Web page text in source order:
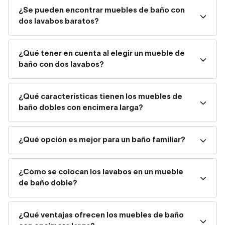
Muebles de baño con dos
lavabos baratos
también es posible encontrar muebles de baño con dos
lavabos baratos.Escoge en función de tu
presupuestoel mueble de baño de doble seno que
prefieras.
Toma bien las medidas de tu baño, piensa cuál es la mejor
ubicación para elmueble de bañoy decide en
consecuencia. Según las necesidades de almacenaje que
tengas, deberías priorizar el elegir un mueble de baño con
2 lavabos
¿Se pueden encontrar muebles de baño con
dos lavabos baratos?
¿Qué tener en cuenta al elegir un mueble de
baño con dos lavabos?
¿Qué características tienen los muebles de
baño dobles con encimera larga?
¿Qué opción es mejor para un baño familiar?
¿Cómo se colocan los lavabos en un mueble
de baño doble?
¿Qué ventajas ofrecen los muebles de baño